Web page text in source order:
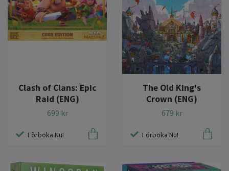
Clash of Clans: Epic
Raid (ENG)
699 kr
Förboka Nu!
The Old King's
Crown (ENG)
679 kr
Förboka Nu!